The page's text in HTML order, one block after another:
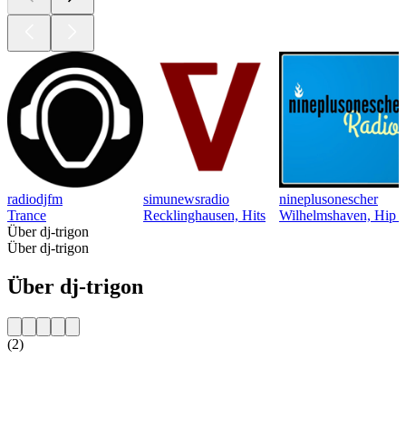
radiodjfm
Trance
simunewsradio
Recklinghausen, Hits
nineplusonescher
Wilhelmshaven, Hip
Über dj-trigon
Über dj-trigon
Über dj-trigon
(2)